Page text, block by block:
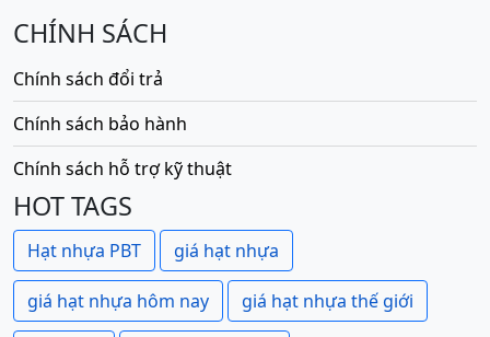
CHÍNH SÁCH
Chính sách đổi trả
Chính sách bảo hành
Chính sách hỗ trợ kỹ thuật
HOT TAGS
Hạt nhựa PBT giá hạt nhựa
giá hạt nhựa hôm nay giá hạt nhựa thế giới